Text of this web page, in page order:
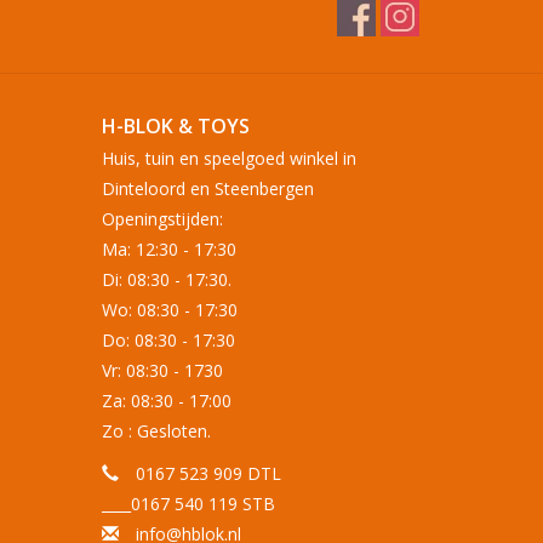
H-BLOK & TOYS
Huis, tuin en speelgoed winkel in
Dinteloord en Steenbergen
Openingstijden:
Ma: 12:30 - 17:30
Di: 08:30 - 17:30.
Wo: 08:30 - 17:30
Do: 08:30 - 17:30
Vr: 08:30 - 1730
Za: 08:30 - 17:00
Zo : Gesloten.
0167 523 909 DTL
____0167 540 119 STB
info@hblok.nl